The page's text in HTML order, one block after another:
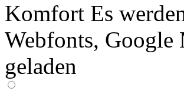
Komfort Es
Webfonts, Google
geladen